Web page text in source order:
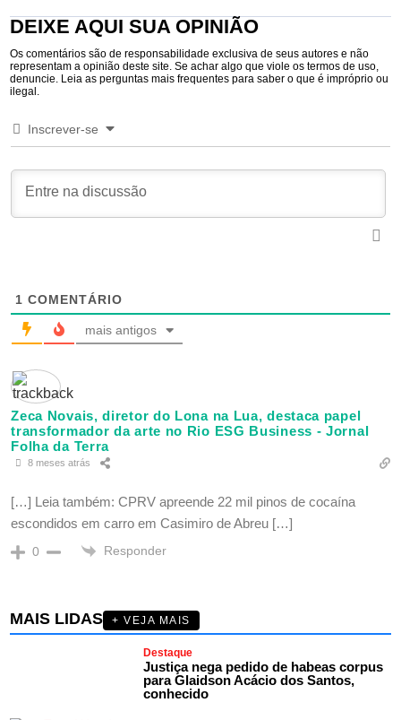
DEIXE AQUI SUA OPINIÃO
Os comentários são de responsabilidade exclusiva de seus autores e não
representam a opinião deste site. Se achar algo que viole os termos de uso,
denuncie. Leia as perguntas mais frequentes para saber o que é impróprio ou
ilegal.
Inscrever-se
1 COMENTÁRIO
mais antigos
Zeca Novais, diretor do Lona na Lua, destaca papel
transformador da arte no Rio ESG Business - Jornal
Folha da Terra
8 meses atrás
[…] Leia também: CPRV apreende 22 mil pinos de cocaína
escondidos em carro em Casimiro de Abreu […]
0 Responder
MAIS LIDAS + VEJA MAIS
Destaque
Justiça nega pedido de habeas corpus
para Glaidson Acácio dos Santos,
conhecido